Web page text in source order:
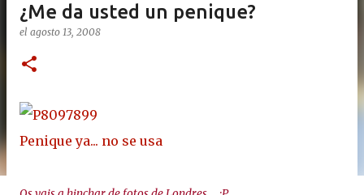
¿Me da usted un penique?
el agosto 13, 2008
Penique ya... no se usa